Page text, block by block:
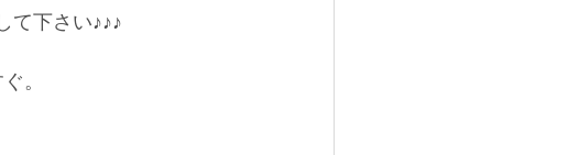
て下さい♪♪♪
。